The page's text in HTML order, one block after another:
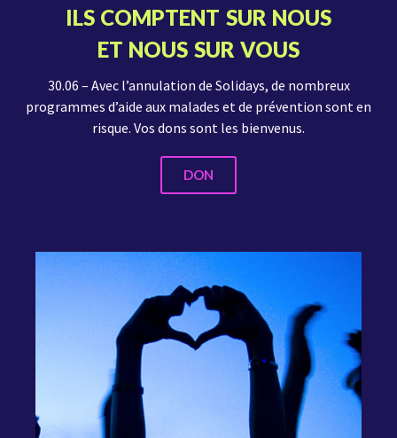
ILS COMPTENT SUR NOUS
ET NOUS SUR VOUS
30.06 – Avec l’annulation de Solidays, de nombreux
programmes d’aide aux malades et de prévention sont en
risque. Vos dons sont les bienvenus.
DON